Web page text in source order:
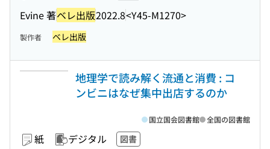
Evine 著ベレ出版2022.8<Y45-M1270>
製作者 ベレ出版
地理学で読み解く流通と消費 : コ
ンビニはなぜ集中出店するのか
紙 デジタル 図書
国立国会図書館 全国の図書館